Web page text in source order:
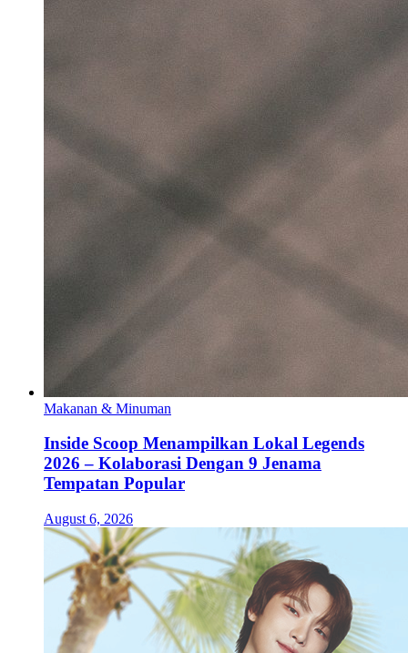
Makanan & Minuman
Inside Scoop Menampilkan Lokal Legends
2026 – Kolaborasi Dengan 9 Jenama
Tempatan Popular
August 6, 2026